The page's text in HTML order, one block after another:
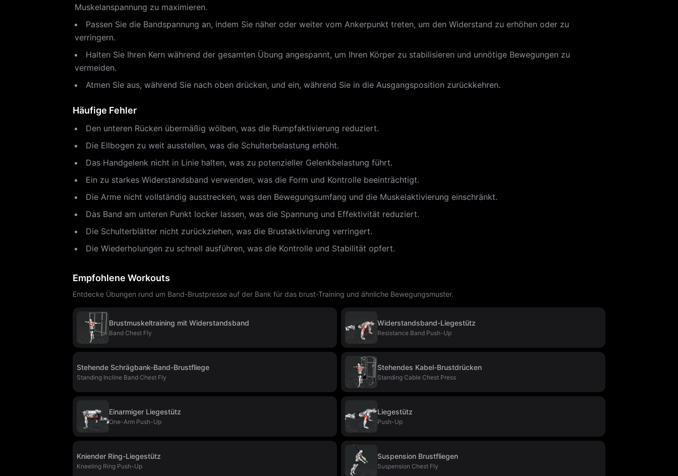
Muskelanspannung zu maximieren.
Passen Sie die Bandspannung an, indem Sie näher oder weiter vom Ankerpunkt treten, um den Widerstand zu erhöhen oder zu
verringern.
Halten Sie Ihren Kern während der gesamten Übung angespannt, um Ihren Körper zu stabilisieren und unnötige Bewegungen zu
vermeiden.
Atmen Sie aus, während Sie nach oben drücken, und ein, während Sie in die Ausgangsposition zurückkehren.
Häufige Fehler
Den unteren Rücken übermäßig wölben, was die Rumpfaktivierung reduziert.
Die Ellbogen zu weit ausstellen, was die Schulterbelastung erhöht.
Das Handgelenk nicht in Linie halten, was zu potenzieller Gelenkbelastung führt.
Ein zu starkes Widerstandsband verwenden, was die Form und Kontrolle beeinträchtigt.
Die Arme nicht vollständig ausstrecken, was den Bewegungsumfang und die Muskelaktivierung einschränkt.
Das Band am unteren Punkt locker lassen, was die Spannung und Effektivität reduziert.
Die Schulterblätter nicht zurückziehen, was die Brustaktivierung verringert.
Die Wiederholungen zu schnell ausführen, was die Kontrolle und Stabilität opfert.
Empfohlene Workouts
Entdecke Übungen rund um Band-Brustpresse auf der Bank für das brust-Training und ähnliche Bewegungsmuster.
Brustmuskeltraining mit Widerstandsband
Band Chest Fly
Widerstandsband-Liegestütz
Resistance Band Push-Up
Stehende Schrägbank-Band-Brustfliege
Standing Incline Band Chest Fly
Stehendes Kabel-Brustdrücken
Standing Cable Chest Press
Einarmiger Liegestütz
One-Arm Push-Up
Liegestütz
Push-Up
Kniender Ring-Liegestütz
Kneeling Ring Push-Up
Suspension Brustfliegen
Suspension Chest Fly